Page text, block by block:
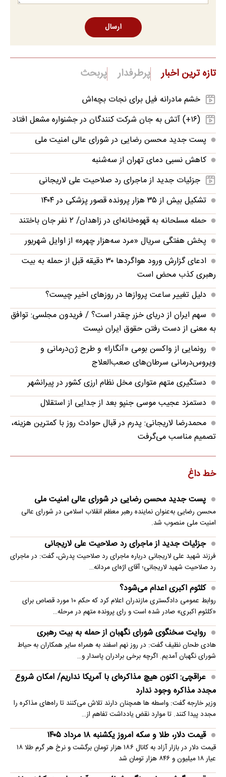
ارسال
تازه ترین اخبار پرطرفدار پربحث
خشم مادرانه فیل برای نجات بچه‌اش
(۱۶+) آتش به جان شرکت کنندگان در جشنواره مشعل افتاد
پست جدید محسن رضایی در شورای عالی امنیت ملی
کاهش نسبی دمای تهران از سه‌شنبه
جزئیات جدید از ماجرای رد صلاحیت علی لاریجانی
تشکیل بیش از ۳۵ هزار پرونده‌ قصور پزشکی در ۱۴۰۴
حمله مسلحانه به قهوه‌خانه‌ای در زاهدان/ ۲ نفر جان باختند
پخش هفتگی سریال «مرد سه‌هزار چهره» از اوایل شهریور
ادعای گزارش ورود هواگردها ٣٠ دقیقه قبل از حمله به بیت
رهبری کذب محض است
دلیل تغییر ساعت پروازها در روزهای اخیر چیست؟
سهم ایران از دریای خزر چقدر است؟ / فریدون مجلسی: توافق
به معنی از دست رفتن حقوق ایران نیست
رونمایی از واکسن بومی «آنگارا» و طرح ژن‌درمانی و
ویروس‌درمانی سرطان‌های صعب‌العلاج
دستگیری متهم متواری مخل نظام ارزی کشور در پیرانشهر
دستمزد عجیب موسی جنپو بعد از جدایی از استقلال
محمدرضا لاریجانی: پدرم در قبال حوادث روز با کمترین هزینه،
تصمیم مناسب می‌گرفت
خط داغ
پست جدید محسن رضایی در شورای عالی امنیت ملی
محسن رضایی به‌عنوان نماینده رهبر معظم انقلاب اسلامی در شورای عالی
امنیت ملی منصوب شد.
جزئیات جدید از ماجرای رد صلاحیت علی لاریجانی
فرزند شهید علی لاریجانی درباره ماجرای رد صلاحیت پدرش، گفت: در ماجرای
رد صلاحیت شهید لاریجانی؛ آقای اژه‌ای مردانه…
کلثوم اکبری اعدام می‌شود؟
روابط عمومی دادگستری مازندران اعلام کرد که حکم ۱۰ مورد قصاص برای
«کلثوم اکبری» صادر شده است و رای پرونده متهم در مرحله…
روایت سخنگوی شورای نگهبان از حمله به بیت رهبری
هادی طحان نظیف گفت: در روز نهم اسفند به همراه سایر همکاران به حیاط
شورای نگهبان آمدیم. اگرچه برخی برادران پاسدار و…
عراقچی: اکنون هیچ مذاکره‌ای با آمریکا نداریم/ امکان شروع
مجدد مذاکره وجود ندارد
وزیر خارجه گفت: واسطه ها همچنان دارند تلاش می‌کنند تا راه‌های مذاکره را
مجدد پیدا کنند. تا موارد نقض یادداشت تفاهم از…
قیمت دلار، طلا و سکه امروز یکشنبه ۱۸ مرداد ۱۴۰۵
قیمت دلار در بازار آزاد به کانال ۱۸۶ هزار تومان برگشت و نرخ هر گرم طلا ۱۸
عیار ۱۸ میلیون و ۸۴۶ هزار تومان شد